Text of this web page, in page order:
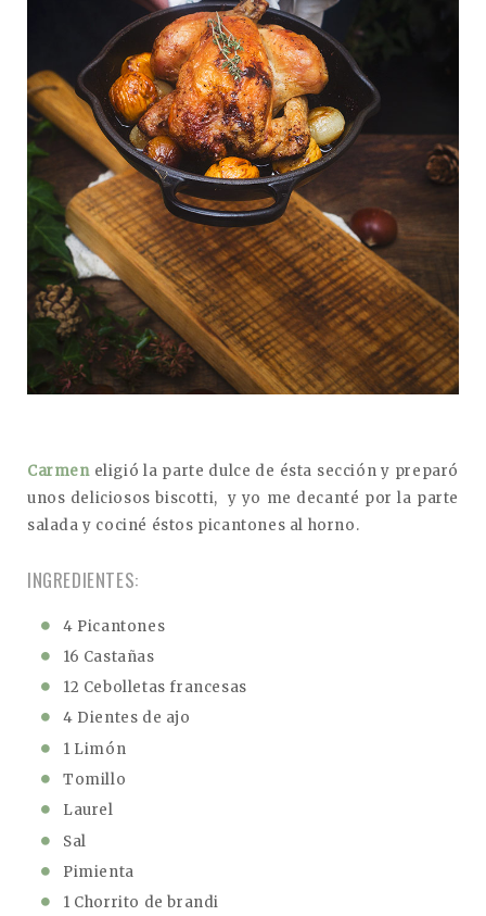
Carmeneligió la parte dulce de ésta sección y preparó
unos deliciosos biscotti, y yo me decanté por la parte
salada y cociné éstos picantones al horno.
INGREDIENTES:
4 Picantones
16 Castañas
12 Cebolletas francesas
4 Dientes de ajo
1 Limón
Tomillo
Laurel
Sal
Pimienta
1 Chorrito de brandi